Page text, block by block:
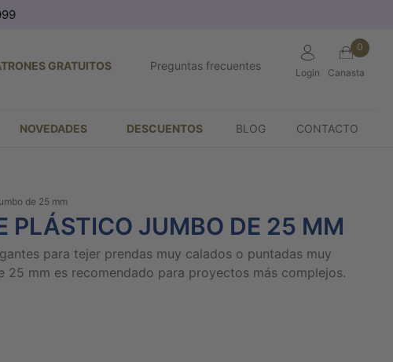
GRATUITOS Preguntas frecuentes
Login
0
Canasta
NOVEDADES DESCUENTOS BLOG CONTACTO
de 25 mm
PLÁSTICO JUMBO DE 25 MM
para tejer prendas muy calados o puntadas muy
25 mm es recomendado para proyectos más complejos.